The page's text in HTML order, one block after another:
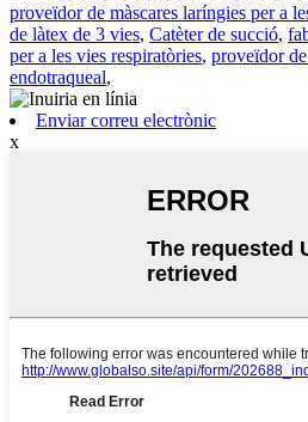
proveïdor de màscares laríngies per a
de làtex de 3 vies, Catèter de succió,
per a les vies respiratòries, proveïdor
endotraqueal,
Enviar correu electrònic
x